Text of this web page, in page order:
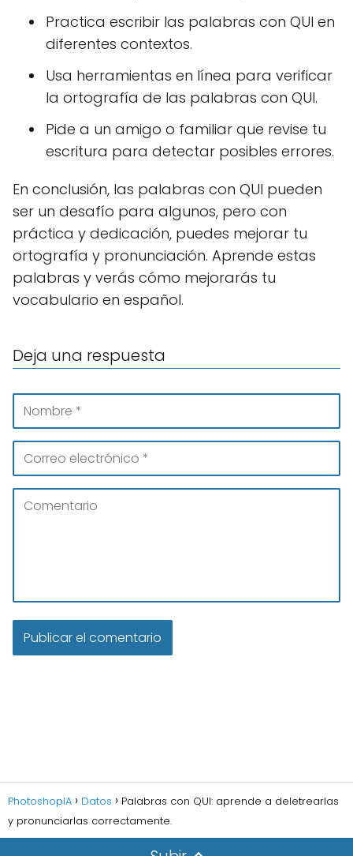
Practica escribir las palabras con QUI en
diferentes contextos.
Usa herramientas en línea para verificar
la ortografía de las palabras con QUI.
Pide a un amigo o familiar que revise tu
escritura para detectar posibles errores.
En conclusión, las palabras con QUI pueden
ser un desafío para algunos, pero con
práctica y dedicación, puedes mejorar tu
ortografía y pronunciación. Aprende estas
palabras y verás cómo mejorarás tu
vocabulario en español.
Deja una respuesta
PhotoshopIA Datos
Palabras con QUI: aprende a deletrearlas
y pronunciarlas correctamente.